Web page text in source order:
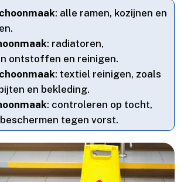
: alle ramen, kozijnen en
: radiatoren,
ontstoffen en reinigen.​
: textiel reinigen, zoals
en bekleding.​
: controleren op tocht,
tegen vorst.​